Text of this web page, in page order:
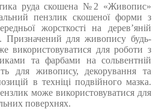
руда скошена №2 «Живопис»
пензлик скошеної форми з
жорсткості на дерев’яній
Призначений для живопису будь-
для роботи з
та фарбами на сольвентній
для живопису, декорування та
в техніці подвійного мазка.
може використовуватися для
поверхнях.